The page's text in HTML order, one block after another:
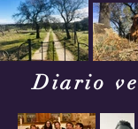
Diario